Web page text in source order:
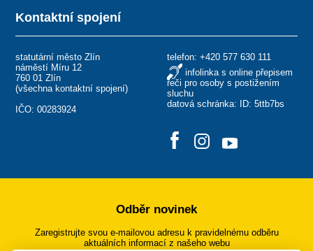
Kontaktní spojení
statutární město Zlín
náměstí Míru 12
760 01 Zlín
(všechna kontaktní spojení)
IČO: 00283924
telefon: +420 577 630 111
infolinka s online přepisem
řeči pro osoby s postižením
sluchu
datová schránka: ID: 5ttb7bs
Odběr novinek
Zaregistrujte svou e-mailovou adresu k pravidelnému odběru
aktuálních informací z našeho webu